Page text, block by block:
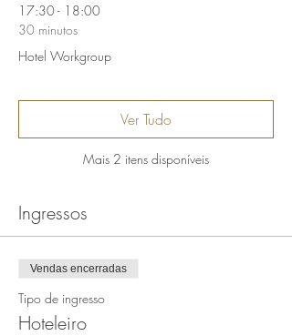
17:30 - 18:00
30 minutos
Hotel Workgroup
Mais 2 itens disponíveis
Ver Tudo
Ingressos
Vendas encerradas
Tipo de ingresso
Hoteleiro